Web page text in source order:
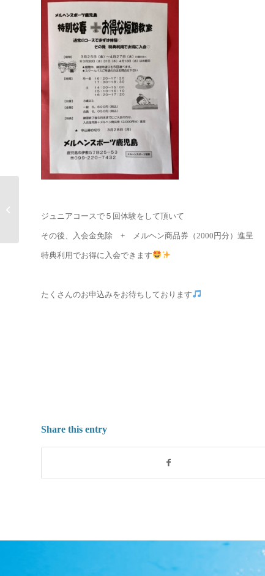
ジュニアコースで５回体験をして頂いて
その後、入会金免除 + メルヘン商品券（2000円分）進呈
特典利用でお得に入会できます
たくさんのお申込みをお待ちしております
Share this entry